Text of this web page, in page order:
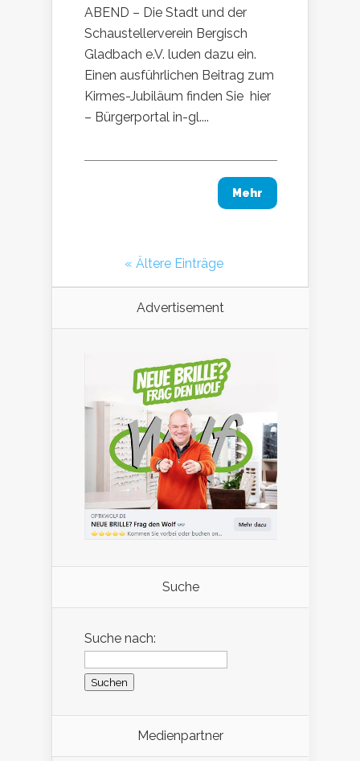
ABEND – Die Stadt und der
Schaustellerverein Bergisch
Gladbach e.V. luden dazu ein.
Einen ausführlichen Beitrag zum
Kirmes-Jubiläum finden Sie hier
– Bürgerportal in-gl....
Mehr
« Ältere Einträge
Advertisement
Suche
Suche nach:
Medienpartner